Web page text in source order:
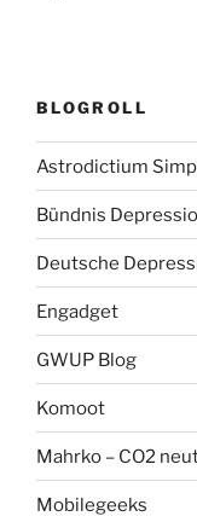
BLOGROLL
Astrodictium
Bündnis
Deutsche
Engadget
GWUP Blog
Komoot
Mahrko – CO2
Mobilegeeks